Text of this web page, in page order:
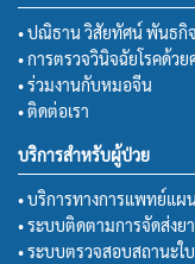
• ปณิธาน วิสัยทัศน์ พันธกิจ
• การตรวจวินิจฉัยโรคด้
• ร่วมงานกับหมอจีน
• ติดต่อเรา
บริการสำหรับผู้ป่วย
• บริการทางการแพทย์แผ
• ระบบติดตามการจัดส่งย
• ระบบตรวจสอบสถานะใ